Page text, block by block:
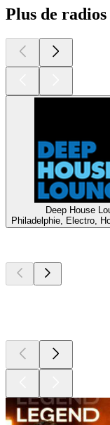
Plus de
Deep House
Philadelphie, Electro,